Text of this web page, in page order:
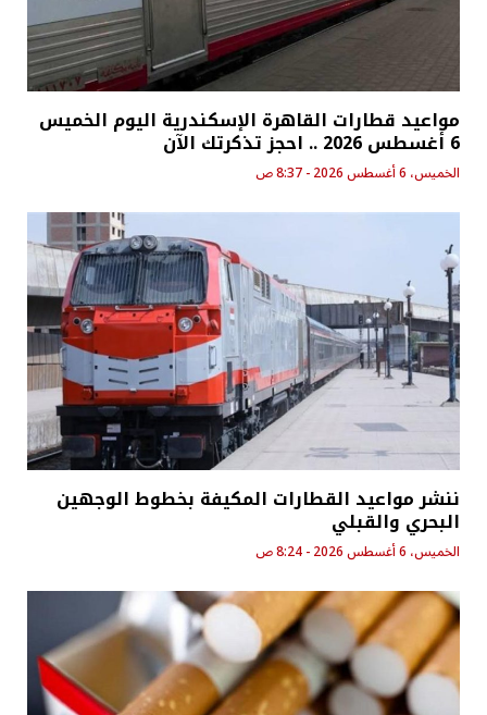
مواعيد قطارات القاهرة الإسكندرية اليوم الخميس
6 أغسطس 2026 .. احجز تذكرتك الآن
الخميس، 6 أغسطس 2026 - 8:37 ص
ننشر مواعيد القطارات المكيفة بخطوط الوجهين
البحري والقبلي
الخميس، 6 أغسطس 2026 - 8:24 ص